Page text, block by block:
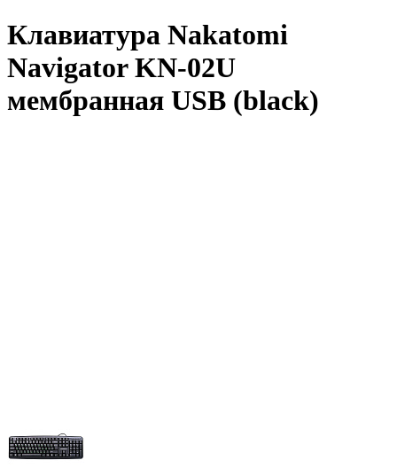
Клавиатура Nakatomi
Navigator KN-02U
мембранная USB (black)